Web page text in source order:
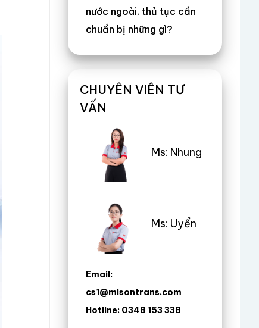
nước ngoài, thủ tục cần
chuẩn bị những gì?
CHUYÊN VIÊN TƯ
VẤN
Ms: Nhung
Ms: Uyển
Email:
cs1@misontrans.com
Hotline: 0348 153 338